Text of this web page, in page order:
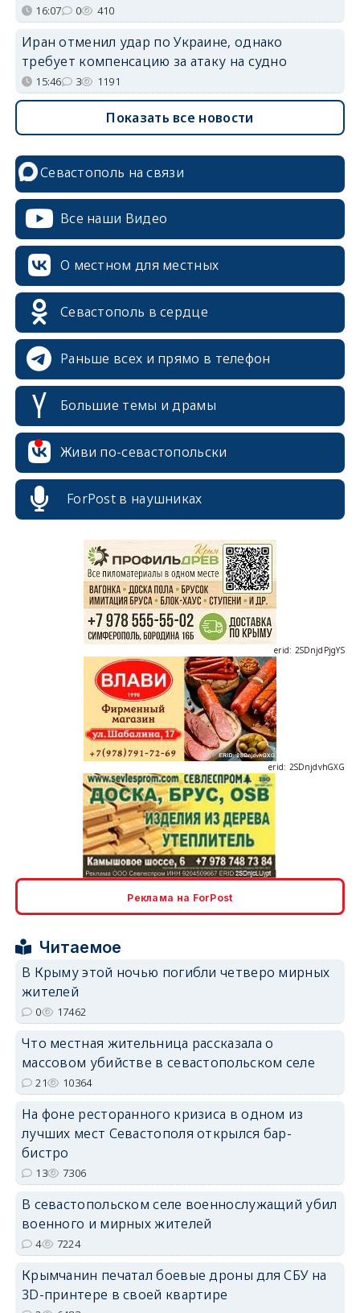
16:07 0 410
Иран отменил удар по Украине, однако
требует компенсацию за атаку на судно
15:46 3 1191
Показать все новости
Севастополь на связи
Все наши Видео
О местном для местных
Севастополь в сердце
Раньше всех и прямо в телефон
Большие темы и драмы
Живи по-севастопольски
ForPost в наушниках
erid: 2SDnjdvhGXG
erid: 2SDnjcLUypt
erid: 2SDnjcrDNw6
erid: 2SDnjdvhGXG
Реклама на ForPost
Читаемое
В Крыму этой ночью погибли четверо мирных
жителей
0 17462
Что местная жительница рассказала о
массовом убийстве в севастопольском селе
21 10364
На фоне ресторанного кризиса в одном из
лучших мест Севастополя открылся бар-
бистро
13 7306
В севастопольском селе военнослужащий убил
военного и мирных жителей
4 7224
Крымчанин печатал боевые дроны для СБУ на
3D-принтере в своей квартире